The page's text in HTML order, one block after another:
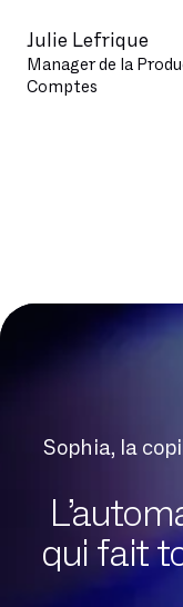
Julie Lefrique
Manager de la
Comptes
Sophia, la
qui fait